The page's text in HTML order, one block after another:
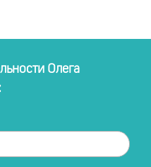
Олега